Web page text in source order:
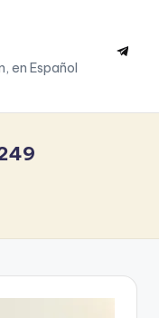
en Español